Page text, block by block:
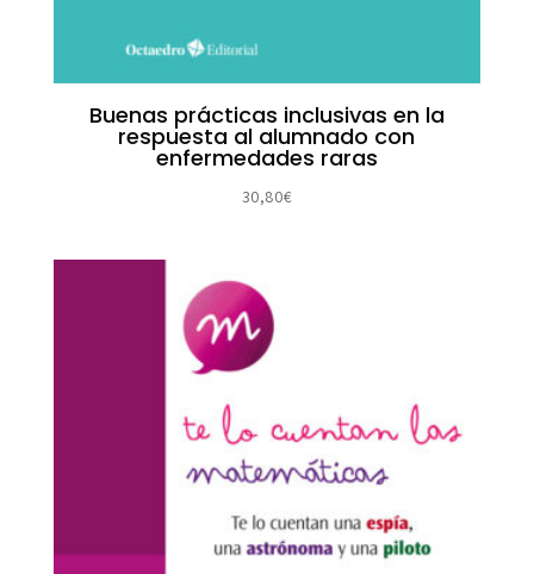
Buenas prácticas inclusivas en la
respuesta al alumnado con
enfermedades raras
30,80€